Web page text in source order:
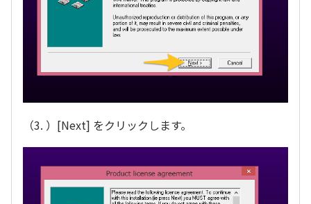
（3. ）[Next] をクリックします。